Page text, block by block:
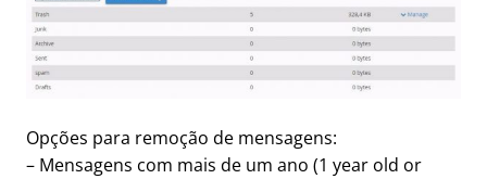
Opções para remoção de mensagens:
– Mensagens com mais de um ano (1 year old or